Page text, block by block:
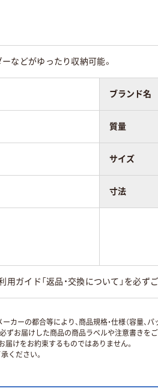
などがゆったり収納可能。
ブランド名
質量
サイズ
寸法
用ガイド「返品・交換について」を必ず
ーの都合等により、商品規格・仕様（容量、
お届けした商品の商品ラベルや注意書きを
届けをお約束するものではありません。
ください。